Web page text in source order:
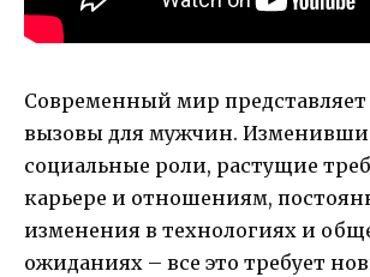
Современный мир представляет
вызовы для мужчин.
социальные роли, растущие
карьере и отношениям,
изменения в технологиях и
ожиданиях – все это требует